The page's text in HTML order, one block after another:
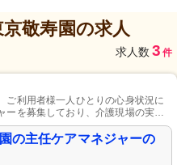
敬寿園の求人
求人数 3 件
ご利用者様一人ひとりの心身状況に
ーを募集しており、介護現場の実務
す。年間休日は114日と充実してお
ています。また、産前・産後休暇や
て働ける環境を整えています。
の主任ケアマネジャーの